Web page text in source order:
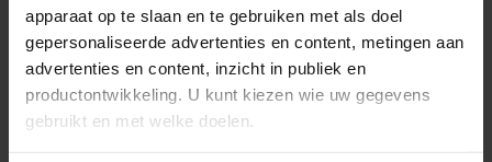
apparaat op te slaan en te gebruiken met als doel
gepersonaliseerde advertenties en content, metingen aan
advertenties en content, inzicht in publiek en
productontwikkeling. U kunt kiezen wie uw gegevens
gebruikt en met welke doelen.